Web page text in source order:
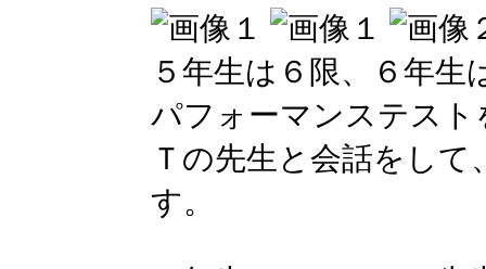
５年生は６限、６年
パフォーマンステス
Ｔの先生と会話をし
す。